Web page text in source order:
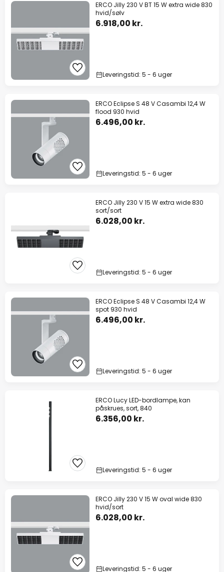
ERCO Jilly 230 V BT 15 W extra wide 830
hvid/sølv
6.918,00 kr.
Leveringstid: 5 - 6 uger
ERCO Eclipse S 48 V Casambi 12,4 W
flood 930 hvid
6.496,00 kr.
Leveringstid: 5 - 6 uger
ERCO Jilly 230 V 15 W extra wide 830
sort/sort
6.028,00 kr.
Leveringstid: 5 - 6 uger
ERCO Eclipse S 48 V Casambi 12,4 W
spot 930 hvid
6.496,00 kr.
Leveringstid: 5 - 6 uger
ERCO Lucy LED-bordlampe, kan
påskrues, sort, 840
6.356,00 kr.
Leveringstid: 5 - 6 uger
ERCO Jilly 230 V 15 W oval wide 830
hvid/sort
6.028,00 kr.
Leveringstid: 5 - 6 uger